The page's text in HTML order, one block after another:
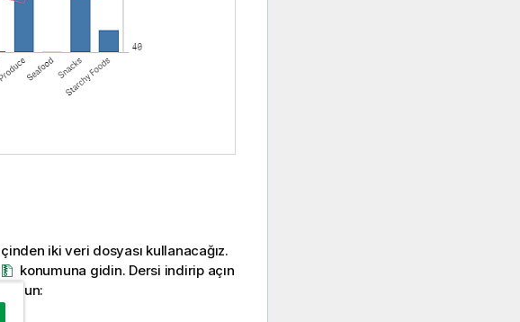
iki veri dosyası kullanacağız.
konumuna gidin. Dersi indirip açın
bulun: